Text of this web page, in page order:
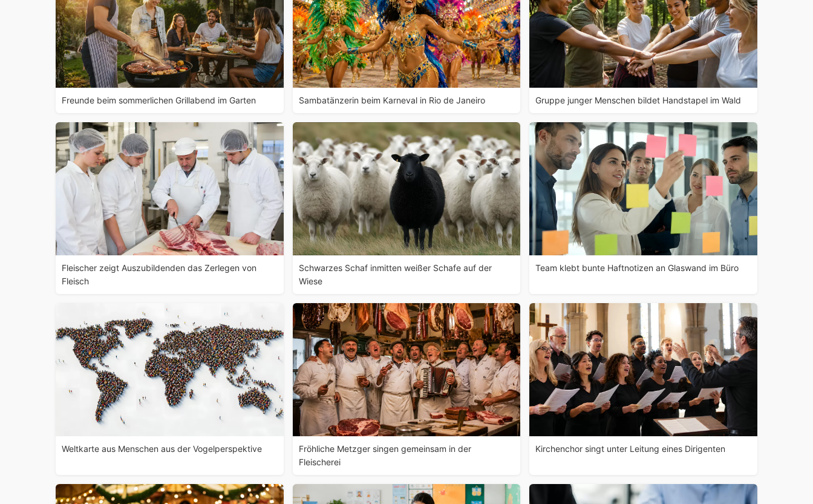
Freunde beim sommerlichen Grillabend im Garten Sambatänzerin beim Karneval in Rio de Janeiro Gruppe junger Menschen bildet Handstapel im Wald
Fleischer zeigt Auszubildenden das Zerlegen von
Fleisch
Schwarzes Schaf inmitten weißer Schafe auf der
Wiese
Team klebt bunte Haftnotizen an Glaswand im Büro
Weltkarte aus Menschen aus der Vogelperspektive
Fröhliche Metzger singen gemeinsam in der
Fleischerei
Kirchenchor singt unter Leitung eines Dirigenten